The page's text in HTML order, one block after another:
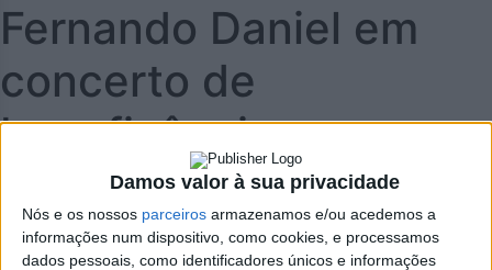
Damos valor à sua privacidade
Nós e os nossos parceiros armazenamos e/ou acedemos a
informações num dispositivo, como cookies, e processamos
dados pessoais, como identificadores únicos e informações
Fernando Daniel em
concerto de
beneficência para os
Bombeiros de
Albergaria-a-Velha